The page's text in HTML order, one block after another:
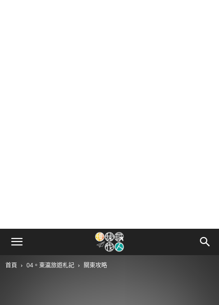
首頁 04。東瀛旅遊札記 關東攻略